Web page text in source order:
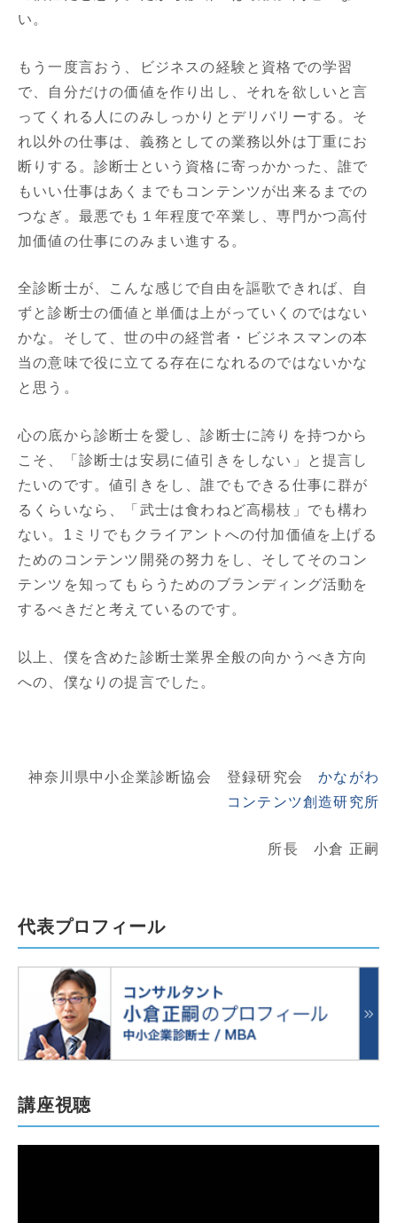
い。
もう一度言おう、ビジネスの経験と資格での学習
で、自分だけの価値を作り出し、それを欲しいと言
ってくれる人にのみしっかりとデリバリーする。そ
れ以外の仕事は、義務としての業務以外は丁重にお
断りする。診断士という資格に寄っかかった、誰で
もいい仕事はあくまでもコンテンツが出来るまでの
つなぎ。最悪でも１年程度で卒業し、専門かつ高付
加価値の仕事にのみまい進する。
全診断士が、こんな感じで自由を謳歌できれば、自
ずと診断士の価値と単価は上がっていくのではない
かな。そして、世の中の経営者・ビジネスマンの本
当の意味で役に立てる存在になれるのではないかな
と思う。
心の底から診断士を愛し、診断士に誇りを持つから
こそ、「診断士は安易に値引きをしない」と提言し
たいのです。値引きをし、誰でもできる仕事に群が
るくらいなら、「武士は食わねど高楊枝」でも構わ
ない。1ミリでもクライアントへの付加価値を上げる
ためのコンテンツ開発の努力をし、そしてそのコン
テンツを知ってもらうためのブランディング活動を
するべきだと考えているのです。
以上、僕を含めた診断士業界全般の向かうべき方向
への、僕なりの提言でした。
神奈川県中小企業診断協会 登録研究会かながわ
コンテンツ創造研究所
所長 小倉 正嗣
代表プロフィール
講座視聴